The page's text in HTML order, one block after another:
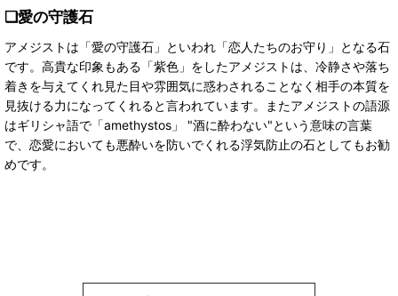
❏愛の守護石
アメジストは「愛の守護石」といわれ「恋人たちのお守り」となる石
です。 高貴な印象もある「紫色」をしたアメジストは、冷静さや落ち
着きを与えてくれ見た目や雰囲気に惑わされることなく相手の本質を
見抜ける力になってくれると言われています。
またアメジストの語源
はギリシャ語で「amethystos」 "酒に酔わない"という意味の言葉
で、恋愛においても悪酔いを防いでくれる浮気防止の石としてもお勧
めです。